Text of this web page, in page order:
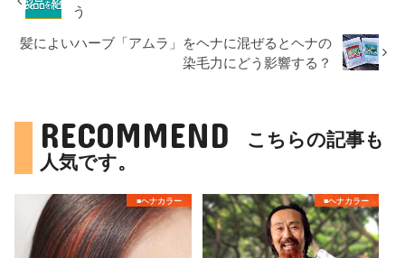
う
髪によいハーブ「アムラ」をヘナに混ぜるとヘナの
染毛力にどう影響する？
RECOMMEND
こちらの記事も
人気です。
■ヘナカラー ■ヘナカラー